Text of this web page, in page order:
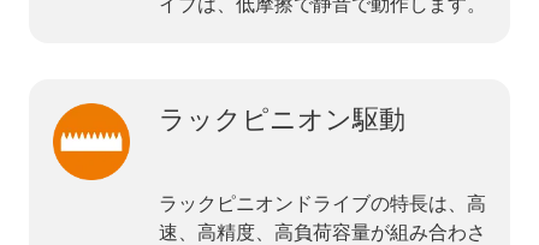
ラックピニオン駆動
ラックピニオンドライブの特長は、高
速、高精度、高負荷容量が組み合わさ